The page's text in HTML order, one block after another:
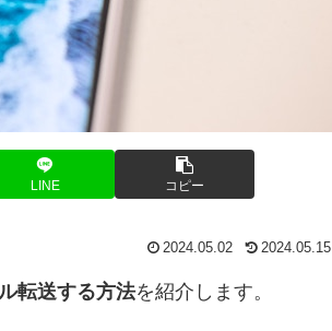
LINE コピー
2024.05.02 2024.05.15
転送する方法を紹介します。